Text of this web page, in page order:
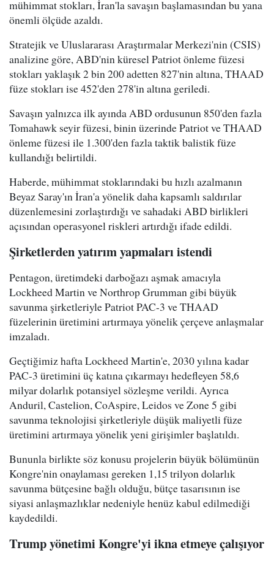
mühimmat stokları, İran'la savaşın başlamasından bu yana
önemli ölçüde azaldı.
Stratejik ve Uluslararası Araştırmalar Merkezi'nin (CSIS)
analizine göre, ABD'nin küresel Patriot önleme füzesi
stokları yaklaşık 2 bin 200 adetten 827'nin altına, THAAD
füze stokları ise 452'den 278'in altına geriledi.
Savaşın yalnızca ilk ayında ABD ordusunun 850'den fazla
Tomahawk seyir füzesi, binin üzerinde Patriot ve THAAD
önleme füzesi ile 1.300'den fazla taktik balistik füze
kullandığı belirtildi.
Haberde, mühimmat stoklarındaki bu hızlı azalmanın
Beyaz Saray'ın İran'a yönelik daha kapsamlı saldırılar
düzenlemesini zorlaştırdığı ve sahadaki ABD birlikleri
açısından operasyonel riskleri artırdığı ifade edildi.
Şirketlerden yatırım yapmaları istendi
Pentagon, üretimdeki darboğazı aşmak amacıyla
Lockheed Martin ve Northrop Grumman gibi büyük
savunma şirketleriyle Patriot PAC-3 ve THAAD
füzelerinin üretimini artırmaya yönelik çerçeve anlaşmalar
imzaladı.
Geçtiğimiz hafta Lockheed Martin'e, 2030 yılına kadar
PAC-3 üretimini üç katına çıkarmayı hedefleyen 58,6
milyar dolarlık potansiyel sözleşme verildi. Ayrıca
Anduril, Castelion, CoAspire, Leidos ve Zone 5 gibi
savunma teknolojisi şirketleriyle düşük maliyetli füze
üretimini artırmaya yönelik yeni girişimler başlatıldı.
Bununla birlikte söz konusu projelerin büyük bölümünün
Kongre'nin onaylaması gereken 1,15 trilyon dolarlık
savunma bütçesine bağlı olduğu, bütçe tasarısının ise
siyasi anlaşmazlıklar nedeniyle henüz kabul edilmediği
kaydedildi.
Trump yönetimi Kongre'yi ikna etmeye çalışıyor